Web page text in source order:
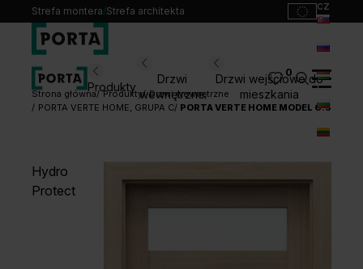
Strefa montera/Strefa architekta cz
hu
Produkty
Drzwi
wewnętrzne
Drzwi wejściowe do
mieszkania
0
Wybierz swoje drzwi
Katalogi
Kontakt
Strona główna Produkty Drzwi wewnętrzne
PORTA VERTE HOME, GRUPA C
PORTA VERTE HOME MODEL C.5
Hydro
Protect